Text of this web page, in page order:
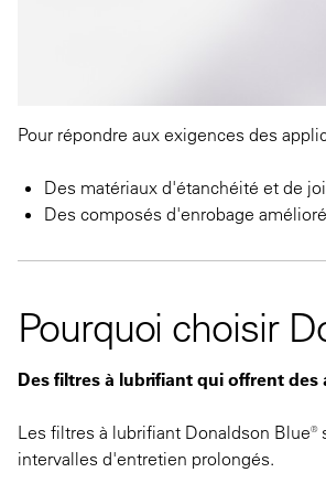
Pour répondre aux exigences des
Des matériaux d'étanchéité et de
Des composés d'enrobage
Pourquoi choisir
Des filtres à lubrifiant qui offrent des
Les filtres à lubrifiant Donaldson
intervalles d'entretien prolongés.